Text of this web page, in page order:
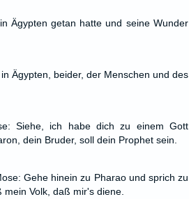
Ägypten getan hatte und seine Wunder
Ägypten, beider, der Menschen und des
Siehe, ich habe dich zu einem Gott
dein Bruder, soll dein Prophet sein.
Gehe hinein zu Pharao und sprich zu
Volk, daß mir's diene.